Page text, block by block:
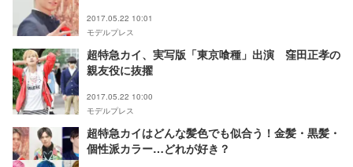
2017.05.22 10:01
モデルプレス
超特急カイ、実写版「東京喰種」出演 窪田正孝の
親友役に抜擢
2017.05.22 10:00
モデルプレス
超特急カイはどんな髪色でも似合う！金髪・黒髪・
個性派カラー…どれが好き？